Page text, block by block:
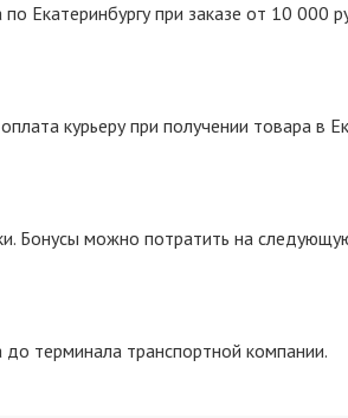
Екатеринбургу при заказе от 10 000
курьеру при получении товара в
Бонусы можно потратить на
до терминала транспортной компании.